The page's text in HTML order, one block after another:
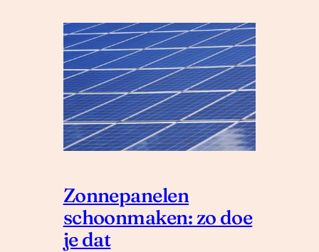
Zonnepanelen
schoonmaken: zo doe
je dat